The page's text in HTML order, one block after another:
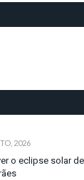
2026
o eclipse solar